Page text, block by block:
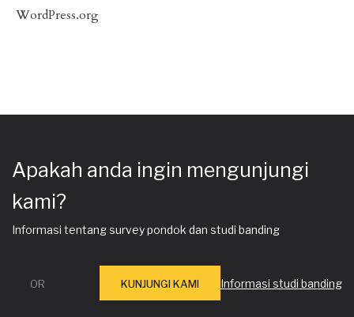
WordPress.org
Apakah anda ingin mengunjungi
kami?
Informasi tentang survey pondok dan studi banding
Informasi studi banding
OR KUNJUNGI KAMI